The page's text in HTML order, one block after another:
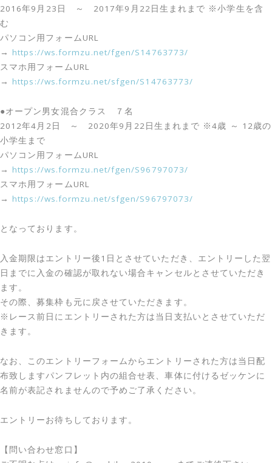
2016年9月23日 ～ 2017年9月22日生まれまで ※小学生を含
む
パソコン用フォームURL
→ https://ws.formzu.net/fgen/S14763773/
スマホ用フォームURL
→ https://ws.formzu.net/sfgen/S14763773/
●オープン男女混合クラス ７名
2012年4月2日 ～ 2020年9月22日生まれまで ※4歳 ～ 12歳の
小学生まで
パソコン用フォームURL
→ https://ws.formzu.net/fgen/S96797073/
スマホ用フォームURL
→ https://ws.formzu.net/sfgen/S96797073/
となっております。
入金期限はエントリー後1日とさせていただき、エントリーした翌
日までに入金の確認が取れない場合キャンセルとさせていただき
ます。
その際、募集枠も元に戻させていただきます。
※レース前日にエントリーされた方は当日支払いとさせていただ
きます。
なお、このエントリーフォームからエントリーされた方は当日配
布致しますパンフレット内の組合せ表、車体に付けるゼッケンに
名前が表記されませんので予めご了承ください。
エントリーお待ちしております。
【問い合わせ窓口】